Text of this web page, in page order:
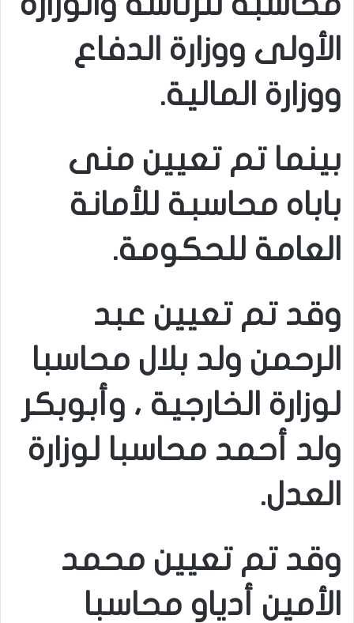
الأولى ووزارة الدفاع
ووزارة المالية.
بينما تم تعيين منى
باباه محاسبة للأمانة
العامة للحكومة.
وقد تم تعيين عبد
الرحمن ولد بلال محاسبا
لوزارة الخارجية ، وأبوبكر
ولد أحمد محاسبا لوزارة
العدل.
وقد تم تعيين محمد
الأمين أدياو محاسبا